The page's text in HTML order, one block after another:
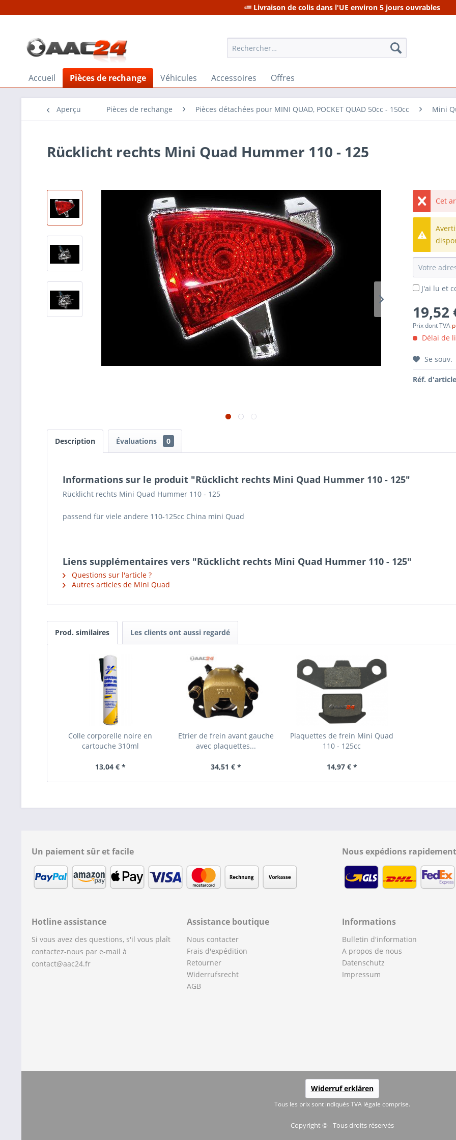
Livraison de colis dans l'UE environ 5 jours ouvrables
Accueil Pièces de rechange Véhicules Accessoires Offres
Aperçu Pièces de rechange Pièces détachées pour MINI QUAD, POCKET QUAD 50cc - 150cc Mini
Rücklicht rechts Mini Quad Hummer 110 - 125
Cet
J'ai lu et
19,52
Prix dont TVA
Délai de
Se souv.
Réf.
Description Évaluations 0
Informations sur le produit "Rücklicht rechts Mini Quad Hummer 110 - 125"
Rücklicht rechts Mini Quad Hummer 110 - 125
passend für viele andere 110-125cc China mini Quad
Liens supplémentaires vers "Rücklicht rechts Mini Quad Hummer 110 - 125"
Questions sur l'article ?
Autres articles de Mini Quad
Prod. similaires Les clients ont aussi regardé
Colle corporelle noire en
cartouche 310ml
13,04 € *
Etrier de frein avant gauche
avec plaquettes...
34,51 € *
Plaquettes de frein Mini Quad
110 - 125cc
14,97 € *
Un paiement sûr et facile Nous expédions
Hotline assistance
Si vous avez des questions, s'il vous plaît
contactez-nous par e-mail à
contact@aac24.fr
Assistance boutique
Nous contacter
Frais d'expédition
Retourner
Widerrufsrecht
AGB
Informations
Bulletin d'information
A propos de nous
Datenschutz
Impressum
Widerruf erklären
Tous les prix sont indiqués TVA légale comprise.
Copyright © - Tous droits réservés